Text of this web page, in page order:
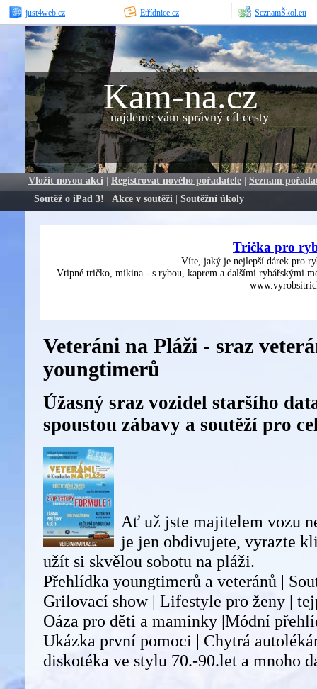
just4web.cz Etřídnice.cz SeznamŠkol.eu
Kam-na.cz
najdeme vám správný cíl cesty
Vložit novou akci | Registrovat nového pořadatele | Seznam
Soutěž o iPad 3! | Akce v soutěži | Soutěžní úkoly
Trička pro
Víte, jaký je nejlepší dárek pro
Vtipné tričko, mikina - s rybou, kaprem a dalšími rybářskými
Veteráni na Pláži - sraz
youngtimerů
Úžasný sraz vozidel staršího
spoustou zábavy a soutěží pro
Ať už jste majitelem vozu
je jen obdivujete, vyrazte
užít si skvělou sobotu na pláži.
Přehlídka youngtimerů a veteránů |
Grilovací show | Lifestyle pro ženy |
Oáza pro děti a maminky |Módní
Ukázka první pomoci | Chytrá
diskotéka ve stylu 70.-90.let a mnoho